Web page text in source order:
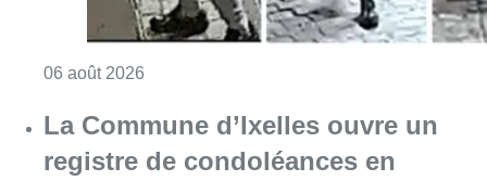
06 août 2026
La Commune d’Ixelles ouvre un
registre de condoléances en